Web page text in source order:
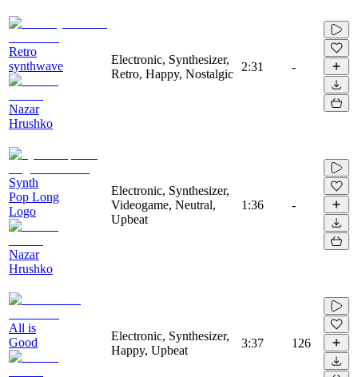
Retro
synthwave
Nazar
Hrushko
Electronic, Synthesizer,
Retro, Happy, Nostalgic
2:31 -
Synth
Pop Long
Logo
Nazar
Hrushko
Electronic, Synthesizer,
Videogame, Neutral,
Upbeat
1:36 -
All is
Good
Electronic, Synthesizer,
Happy, Upbeat
3:37 126